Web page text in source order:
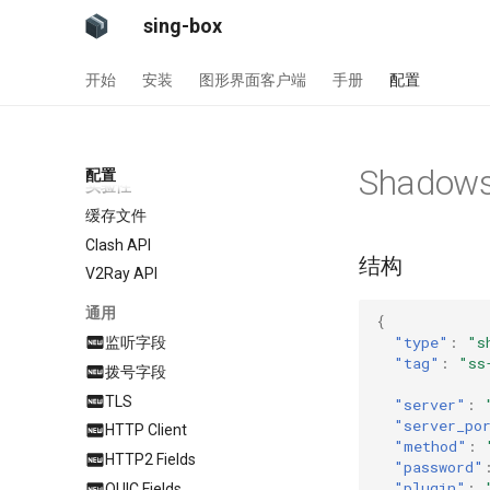
sing-box
开始 安装 图形界面客户端 手册 配置
配置
协议探测
源文件格式
实验性
缓存文件
Clash API
V2Ray API
通用
监听字段
拨号字段
TLS
HTTP Client
HTTP2 Fields
结构
{
"type" :
"tag" :
"server" :
"method" :
"password"